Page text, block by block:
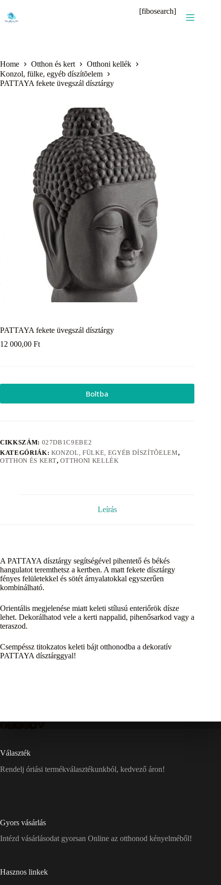
content
[fibosearch]
Home Otthon és kert
Otthoni kellék
Konzol, fülke, egyéb díszítõelem
PATTAYA fekete üvegszál dísztárgy
PATTAYA fekete üvegszál dísztárgy
12 000,00 Ft
Boltba
CIKKSZÁM: 027DB1C9EBE2
KATEGÓRIÁK: KONZOL, FÜLKE, EGYÉB DÍSZÍTÕELEM,
OTTHON ÉS KERT,OTTHONI KELLÉK
Leírás
A PATTAYA dísztárgy segítségével pihentető és békés
hangulatot teremthetsz a kertben. A matt fekete dísztárgy
fényes felületekkel és sötét árnyalatokkal egyszerűen
kombinálható.
Orientális megjelenése miatt keleti stílusú enteriőrök dísze
lehet. Dekorálhatod vele a kerti nappalid, pihenősarkod vagy a
teraszod.
Csempéssz titokzatos keleti bájt otthonodba a dekoratív
PATTAYA dísztárggyal!
Választék
Rendelj óriási termékválasztékunkból, kedvező áron!
Gyors vásárlás
Intézd vásárlásodat gyorsan Online az otthonod kényelméből!
Hasznos linkek